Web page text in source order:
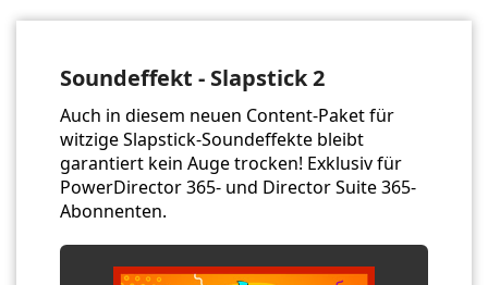
Soundeffekt - Slapstick 2
Auch in diesem neuen Content-Paket für
witzige Slapstick-Soundeffekte bleibt
garantiert kein Auge trocken! Exklusiv für
PowerDirector 365- und Director Suite 365-
Abonnenten.